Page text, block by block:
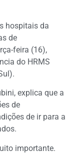
hospitais da
de
feira (16),
do HRMS
explica que a
de
de ir para a
importante.